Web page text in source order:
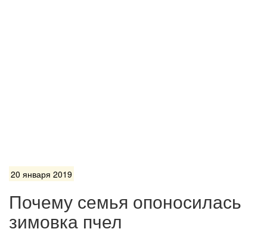
20 января 2019
Почему семья опоносилась
зимовка пчел